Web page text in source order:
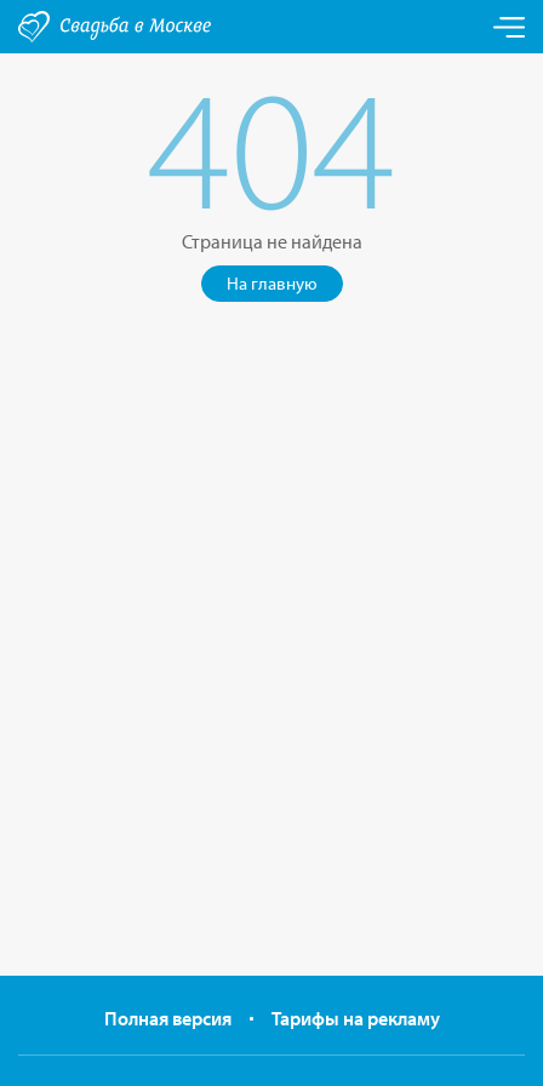
404
Страница не найдена
На главную
Полная версия Тарифы на рекламу